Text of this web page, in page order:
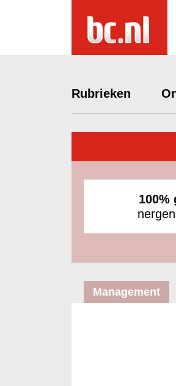
Rubrieken
100%
Management